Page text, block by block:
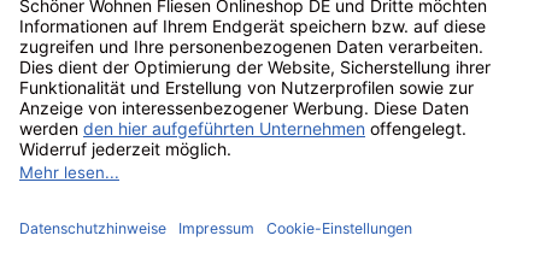
Kontakt Zahlung und Versand AGB
Datenschutzerklärung Impressum
Widerrufsbelehrung